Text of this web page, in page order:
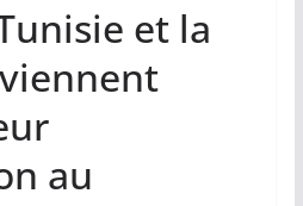
et la
au